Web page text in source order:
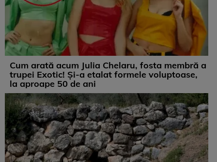
Cum arată acum Julia Chelaru, fosta membră a
trupei Exotic! Și-a etalat formele voluptoase,
la aproape 50 de ani